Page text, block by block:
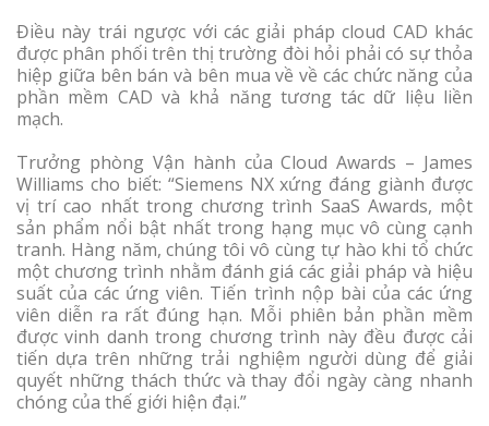
Điều này trái ngược với các giải pháp cloud CAD khác
được phân phối trên thị trường đòi hỏi phải có sự thỏa
hiệp giữa bên bán và bên mua về về các chức năng của
phần mềm CAD và khả năng tương tác dữ liệu liền
mạch.
Trưởng phòng Vận hành của Cloud Awards – James
Williams cho biết: “Siemens NX xứng đáng giành được
vị trí cao nhất trong chương trình SaaS Awards, một
sản phẩm nổi bật nhất trong hạng mục vô cùng cạnh
tranh. Hàng năm, chúng tôi vô cùng tự hào khi tổ chức
một chương trình nhằm đánh giá các giải pháp và hiệu
suất của các ứng viên. Tiến trình nộp bài của các ứng
viên diễn ra rất đúng hạn. Mỗi phiên bản phần mềm
được vinh danh trong chương trình này đều được cải
tiến dựa trên những trải nghiệm người dùng để giải
quyết những thách thức và thay đổi ngày càng nhanh
chóng của thế giới hiện đại.”